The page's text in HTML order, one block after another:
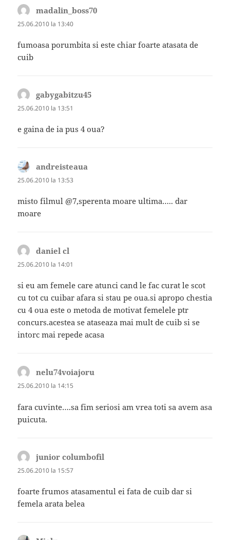
madalin_boss70
25.06.2010 la 13:40
fumoasa porumbita si este chiar foarte atasata de
cuib
gabygabitzu45
25.06.2010 la 13:51
e gaina de ia pus 4 oua?
andreisteaua
25.06.2010 la 13:53
misto filmul @7,sperenta moare ultima….. dar
moare
daniel cl
25.06.2010 la 14:01
si eu am femele care atunci cand le fac curat le scot
cu tot cu cuibar afara si stau pe oua.si apropo chestia
cu 4 oua este o metoda de motivat femelele ptr
concurs.acestea se ataseaza mai mult de cuib si se
intorc mai repede acasa
nelu74voiajoru
25.06.2010 la 14:15
fara cuvinte….sa fim seriosi am vrea toti sa avem asa
puicuta.
junior columbofil
25.06.2010 la 15:57
foarte frumos atasamentul ei fata de cuib dar si
femela arata belea